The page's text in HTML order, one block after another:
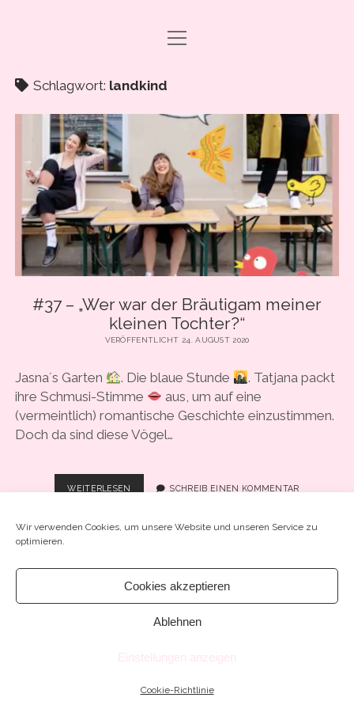
Wir verwenden Cookies, um unsere Website und unseren Service zu
optimieren.
Cookies akzeptieren
Ablehnen
Einstellungen anzeigen
Cookie-Richtlinie
DRAMA CARBONARA, BABY!
ABO & SUPPORT
PODCAST FOLGEN
ÜBER UNS
PRESSE
EVENTS & BOOKING
INFO Menü
IMPRESSUM
ANLEITUNG ZUM PODCAST-HÖREN
facebook
instagram
youtube
emailspotify
Menü
öffnen
Schlagwort: landkind
#37 – „Wer war der Bräutigam meiner
kleinen Tochter?“
VERÖFFENTLICHT 24. AUGUST 2020
Jasna´s Garten . Die blaue Stunde
. Tatjana packt
ihre Schmusi-Stimme
aus, um auf eine
(vermeintlich) romantische Geschichte einzustimmen.
Doch da sind diese Vögel…
WEITERLESEN
WAR
KLEINEN
SCHREIB EINEN KOMMENTAR
Chosen WordPress Themeby Compete Themes.